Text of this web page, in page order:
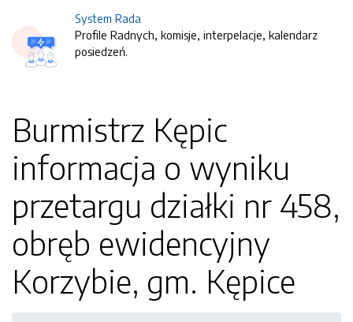
System Rada
Profile Radnych, komisje, interpelacje, kalendarz
posiedzeń.
Burmistrz Kępic
informacja o wyniku
przetargu działki nr 458,
obręb ewidencyjny
Korzybie, gm. Kępice